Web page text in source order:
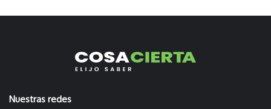
Nuestras redes